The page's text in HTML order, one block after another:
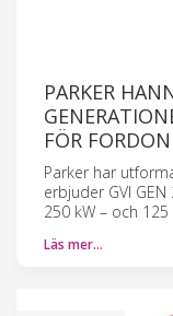
PARKER
FÖR FORDON
Parker har
erbjuder GVI
250 kW – och
Läs mer…